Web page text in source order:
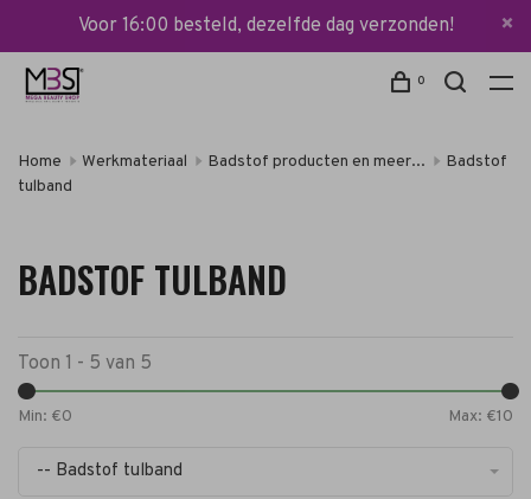
Voor 16:00 besteld, dezelfde dag verzonden!
0
Home Werkmateriaal Badstof producten en meer...
Badstof
tulband
BADSTOF TULBAND
Toon 1 - 5 van 5
Min: €0 Max: €10
-- Badstof tulband